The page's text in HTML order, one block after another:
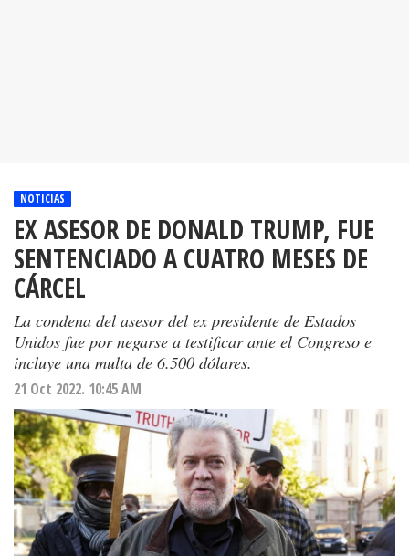
NOTICIAS
EX ASESOR DE DONALD TRUMP, FUE
SENTENCIADO A CUATRO MESES DE
CÁRCEL
La condena del asesor del ex presidente de Estados
Unidos fue por negarse a testificar ante el Congreso e
incluye una multa de 6.500 dólares.
21 Oct 2022. 10:45 AM